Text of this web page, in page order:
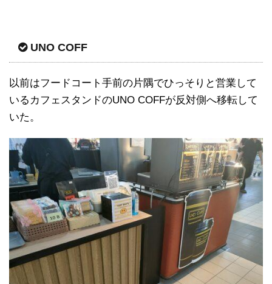
UNO COFF
以前はフードコート手前の片隅でひっそりと営業して
いるカフェスタンドのUNO COFFが反対側へ移転して
いた。